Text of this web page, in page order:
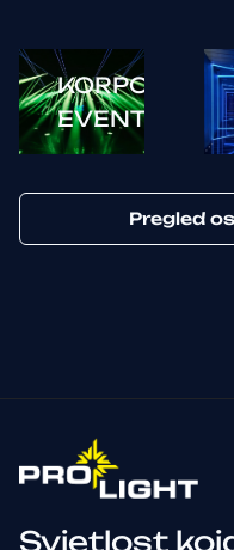
EVENTI
Pregled
Svjetlost